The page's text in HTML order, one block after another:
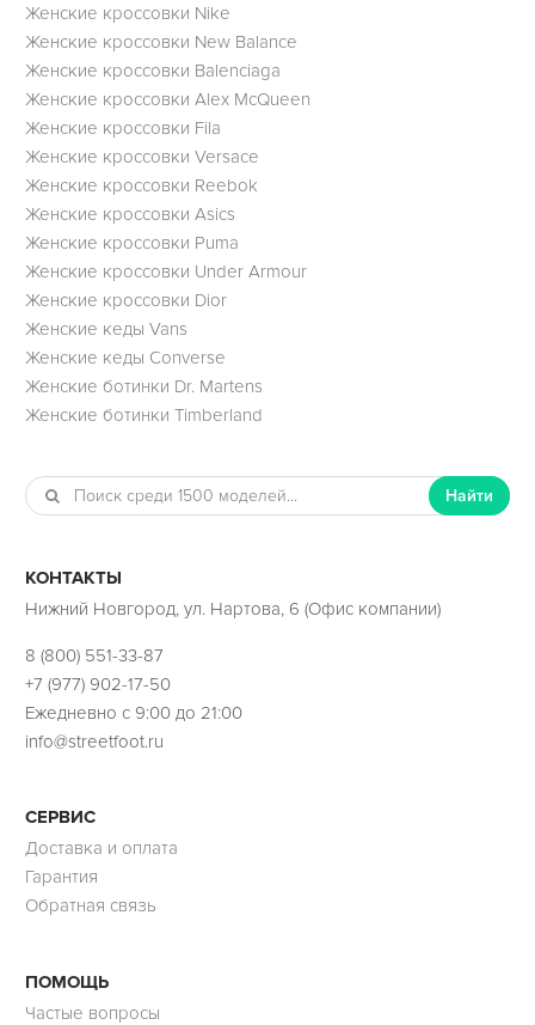
Женские кроссовки Nike
Женские кроссовки New Balance
Женские кроссовки Balenciaga
Женские кроссовки Alex McQueen
Женские кроссовки Fila
Женские кроссовки Versace
Женские кроссовки Reebok
Женские кроссовки Asics
Женские кроссовки Puma
Женские кроссовки Under Armour
Женские кроссовки Dior
Женские кеды Vans
Женские кеды Converse
Женские ботинки Dr. Martens
Женские ботинки Timberland
Найти
КОНТАКТЫ
Нижний Новгород, ул. Нартова, 6 (Офис компании)
8 (800) 551-33-87
+7 (977) 902-17-50
Ежедневно с 9:00 до 21:00
info@streetfoot.ru
СЕРВИС
Доставка и оплата
Гарантия
Обратная связь
ПОМОЩЬ
Частые вопросы